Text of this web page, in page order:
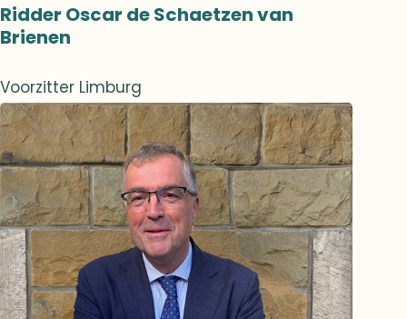
Ridder Oscar de Schaetzen van
Brienen
Voorzitter Limburg